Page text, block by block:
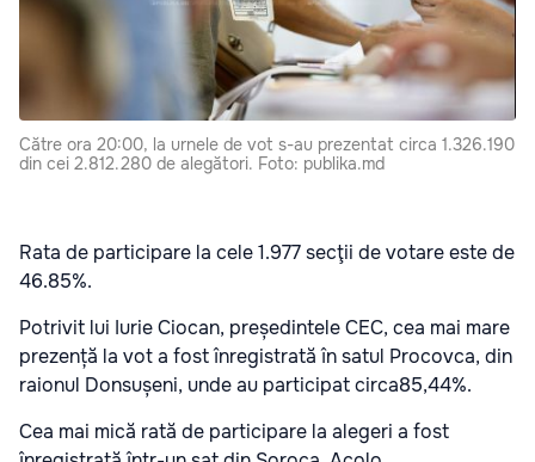
Către ora 20:00, la urnele de vot s-au prezentat circa 1.326.190
din cei 2.812.280 de alegători. Foto: publika.md
Rata de participare la cele 1.977 secţii de votare este de
46.85%.
Potrivit lui Iurie Ciocan, președintele CEC, cea mai mare
prezență la vot a fost înregistrată în satul Procovca, din
raionul Donsușeni, unde au participat circa85,44%.
Cea mai mică rată de participare la alegeri a fost